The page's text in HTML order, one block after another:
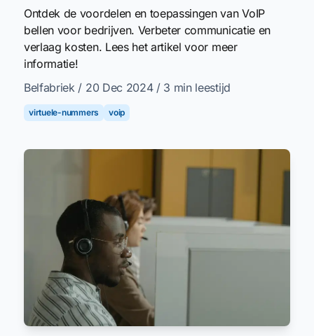
Ontdek de voordelen en toepassingen van VoIP
bellen voor bedrijven. Verbeter communicatie en
verlaag kosten. Lees het artikel voor meer
informatie!
Belfabriek / 20 Dec 2024 / 3 min leestijd
virtuele-nummers voip